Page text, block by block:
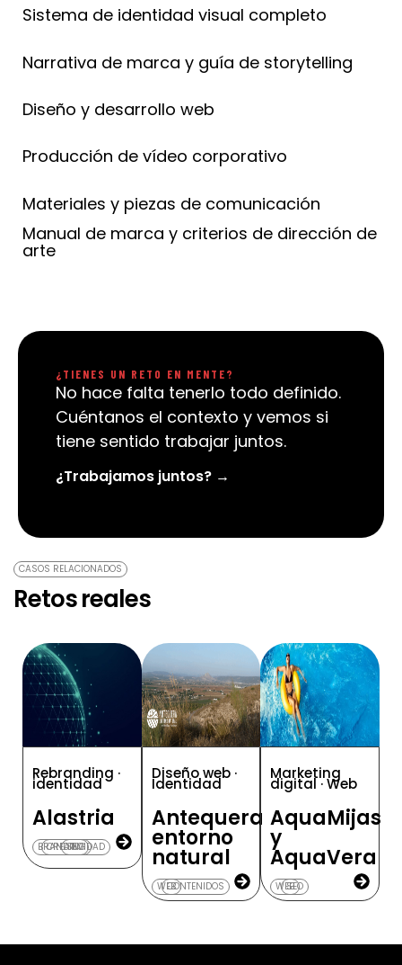
Sistema de identidad visual completo
Narrativa de marca y guía de storytelling
Diseño y desarrollo web
Producción de vídeo corporativo
Materiales y piezas de comunicación
Manual de marca y criterios de dirección de
arte
¿TIENES UN RETO EN MENTE?
No hace falta tenerlo todo definido.
Cuéntanos el contexto y vemos si
tiene sentido trabajar juntos.
¿Trabajamos juntos? →
CASOS RELACIONADOS
Retos reales
Rebranding ·
identidad
Alastria
BRANDING
CREATIVIDAD
SEO
Diseño web ·
Identidad
Antequera
entorno
natural
WEBCONTENIDOS
Marketing
digital · Web
AquaMijas
y
AquaVera
WEBSEO